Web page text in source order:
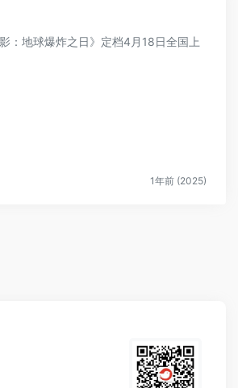
：地球爆炸之日》定档4月18日全国上
1年前 (2025)